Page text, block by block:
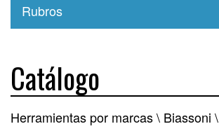
Rubros
Catálogo
Herramientas por marcas \ Biassoni \